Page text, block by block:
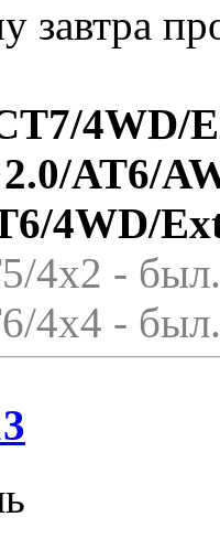
завтра
4WD/
AT6/
4WD/
4x2 -
4x4 -